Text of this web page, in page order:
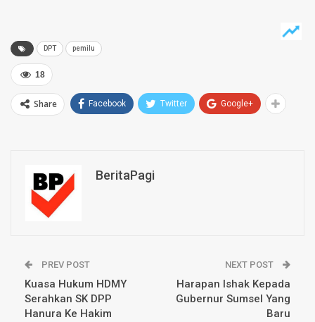
DPT pemilu
18
Share Facebook Twitter Google+
BeritaPagi
PREV POST
Kuasa Hukum HDMY
Serahkan SK DPP
Hanura Ke Hakim
NEXT POST
Harapan Ishak Kepada
Gubernur Sumsel Yang
Baru